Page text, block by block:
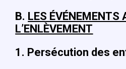
B. LES ÉVÉNEMENTS
L’ENLÈVEMENT
1. Persécution des